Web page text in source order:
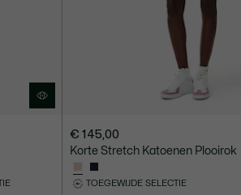
€ 145,00
Korte Stretch Katoenen Plooirok
TOEGEWIJDE SELECTIE